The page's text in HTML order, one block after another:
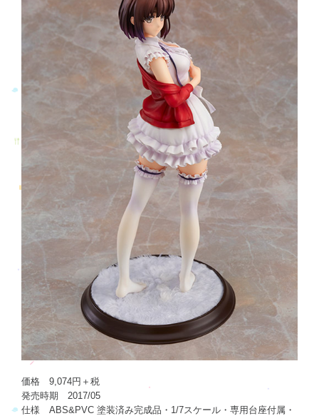
価格 9,074円＋税
発売時期 2017/05
仕様 ABS&PVC 塗装済み完成品・1/7スケール・専用台座付属・